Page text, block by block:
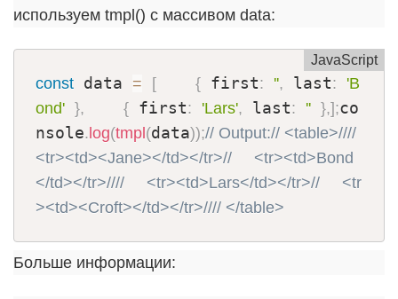
используем tmpl() с массивом data:
JavaScript
const data = [ { first: '', last:
'B
ond' }, { first: 'Lars', last: '' },] ;co
nsole. log(tmpl (data));// Output:// <table>////
<tr><td><Jane></td></tr>//     <tr><td>Bond
</td></tr>////     <tr><td>Lars</td></tr>//     <tr
><td><Croft></td></tr>//// </table>
Больше информации: